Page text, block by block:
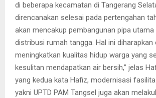
di beberapa kecamatan di Tangerang
direncanakan selesai pada pertengahan
akan mencakup pembangunan pipa
distribusi rumah tangga. Hal ini diharapkan
meningkatkan kualitas hidup warga yang
kesulitan mendapatkan air bersih,” jelas
yang kedua kata Hafiz, modernisasi
yakni UPTD PAM Tangsel juga akan